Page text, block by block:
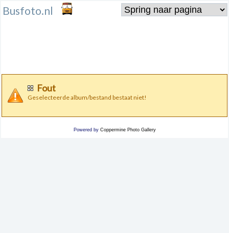
Busfoto.nl
Fout
Geselecteerde album/bestand bestaat niet!
Powered by Coppermine Photo Gallery